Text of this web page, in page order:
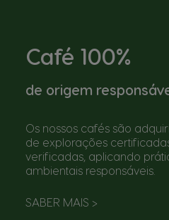
Café 100%
de origem
Os nossos cafés são
de explorações
verificadas, aplicando
ambientais responsáveis.
SABER MAIS >